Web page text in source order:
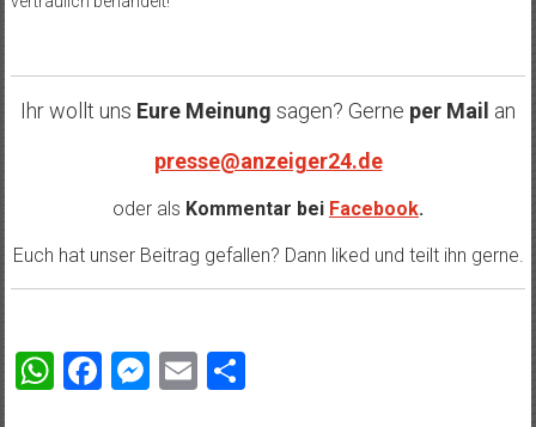
Ihr wollt uns Eure Meinung sagen? Gerne per Mail an
presse@anzeiger24.de
oder als Kommentar bei Facebook.
Euch hat unser Beitrag gefallen? Dann liked und teilt ihn gerne.
WhatsApp
Facebook
Messenger
EmailTeilen